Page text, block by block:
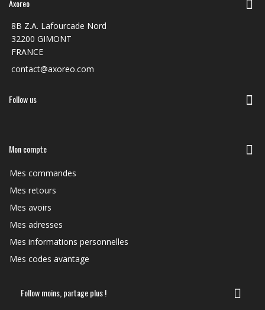
Axoreo
8B Z.A. Lafourcade Nord
32200 GIMONT
FRANCE
contact@axoreo.com
Follow us
Mon compte
Mes commandes
Mes retours
Mes avoirs
Mes adresses
Mes informations personnelles
Mes codes avantage
Follow moins, partage plus !